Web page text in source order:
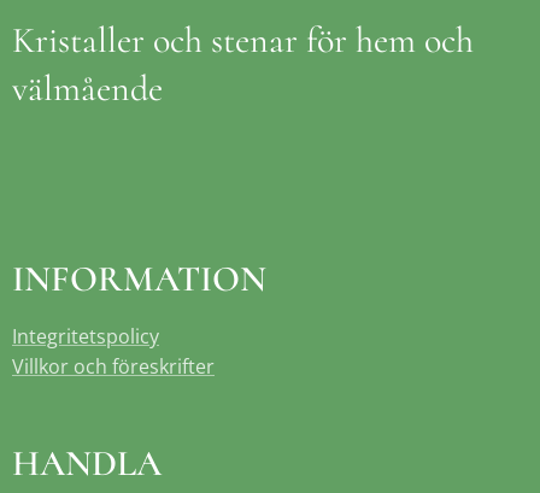
Kristaller och stenar för hem och
välmående
INFORMATION
Integritetspolicy
Villkor och föreskrifter
HANDLA